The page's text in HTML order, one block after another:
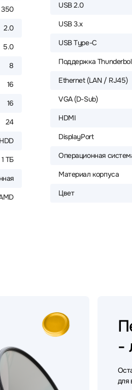
350
2.0
5.0
8
16
16
24
1 ТБ
USB 2.0
USB 3.x
USB Type-C
Поддержка
Ethernet (LAN / RJ45)
VGA (D-Sub)
HDMI
DisplayPort
Операционная
Материал корпуса
Цвет
-
для